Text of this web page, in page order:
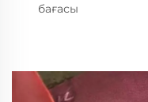
бағасы